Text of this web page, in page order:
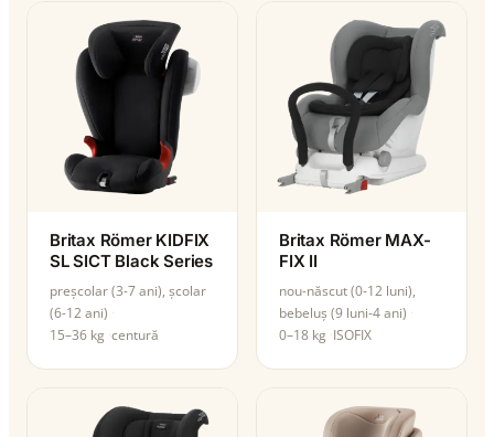
Britax Römer KIDFIX
SL SICT Black Series
preșcolar (3-7 ani), școlar
(6-12 ani)
15–36 kg centură
Britax Römer MAX-
FIX II
nou-născut (0-12 luni),
bebeluș (9 luni-4 ani)
0–18 kg ISOFIX